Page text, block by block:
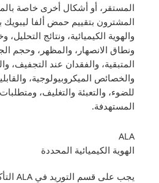
المستقر، أو أشكال أخرى خاصة
والهوية الكيميائية، ونتائج التحليل،
ونطاق الانصهار، والمظهر، وحجم
المتبقية، والفقدان عند التجفيف،
والخصائص الميكروبيولوجية، والقابلية
للضوء، والتعبئة والتغليف، ومتطلبات
المستهدفة.
ALA
الهوية الكيميائية المحددة